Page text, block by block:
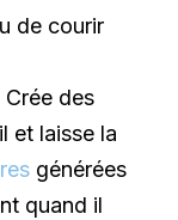
de courir
Crée des
et laisse la
générées
quand il